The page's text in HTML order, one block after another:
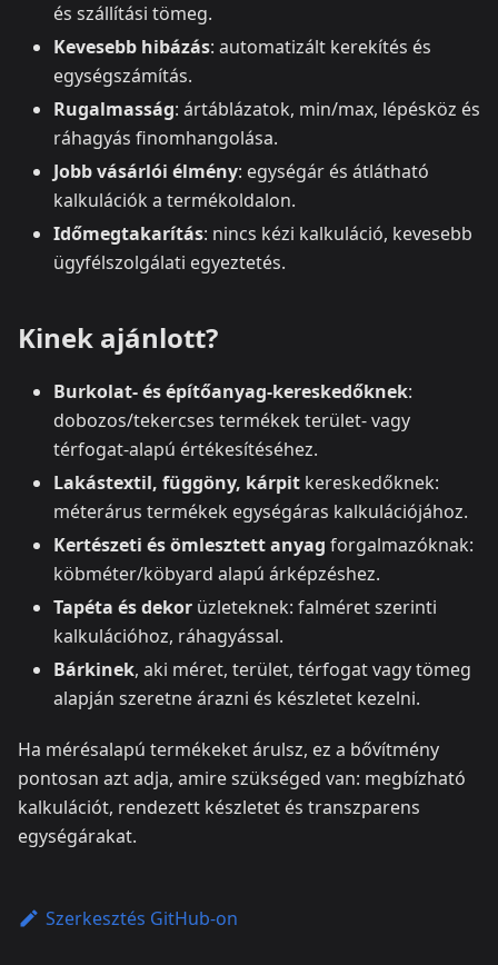
és szállítási tömeg.
Kevesebb hibázás: automatizált kerekítés és
egységszámítás.
Rugalmasság: ártáblázatok, min/max, lépésköz és
ráhagyás finomhangolása.
Jobb vásárlói élmény: egységár és átlátható
kalkulációk a termékoldalon.
Időmegtakarítás: nincs kézi kalkuláció, kevesebb
ügyfélszolgálati egyeztetés.
Kinek ajánlott?
Burkolat- és építőanyag-kereskedőknek:
dobozos/tekercses termékek terület- vagy
térfogat-alapú értékesítéséhez.
Lakástextil, függöny, kárpit kereskedőknek:
méterárus termékek egységáras kalkulációjához.
Kertészeti és ömlesztett anyag forgalmazóknak:
köbméter/köbyard alapú árképzéshez.
Tapéta és dekor üzleteknek: falméret szerinti
kalkulációhoz, ráhagyással.
Bárkinek, aki méret, terület, térfogat vagy tömeg
alapján szeretne árazni és készletet kezelni.
Ha mérésalapú termékeket árulsz, ez a bővítmény
pontosan azt adja, amire szükséged van: megbízható
kalkulációt, rendezett készletet és transzparens
egységárakat.
Szerkesztés GitHub-on